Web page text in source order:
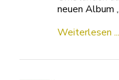
neuen Album
Weiterlesen ...